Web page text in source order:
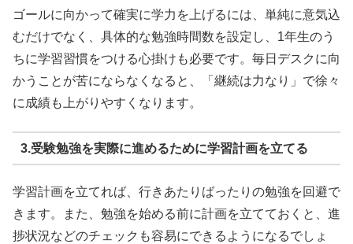
ゴールに向かって確実に学力を上げるには、単純に意気込
むだけでなく、具体的な勉強時間数を設定し、1年生のう
ちに学習習慣をつける心掛けも必要です。毎日デスクに向
かうことが苦にならなくなると、「継続は力なり」で徐々
に成績も上がりやすくなります。
3.受験勉強を実際に進めるために学習計画を立てる
学習計画を立てれば、行きあたりばったりの勉強を回避で
きます。また、勉強を始める前に計画を立てておくと、進
捗状況などのチェックも容易にできるようになるでしょ